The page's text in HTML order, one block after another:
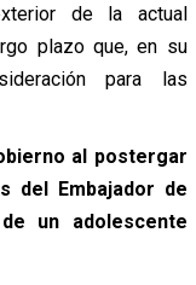
de la actual
plazo que, en su
para las
al postergar
del Embajador de
un adolescente